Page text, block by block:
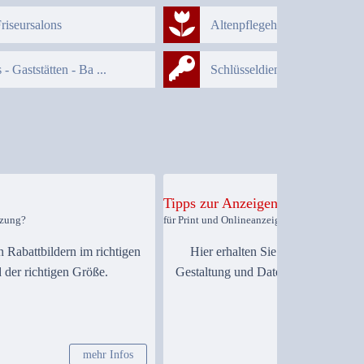
Altenpflegeheime -
- Gaststätten - Ba ... Schlüsseldienste
Rabattbildern im richtigen
der richtigen Größe.
mehr Infos
Tipps zur Anzeigengestaltung
für Print und Onlineanzeigen
Hier erhalten Sie nützliche
Gestaltung und Datenlieferung von